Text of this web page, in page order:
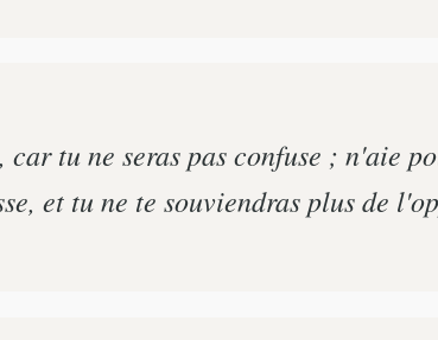
car tu ne seras pas confuse ; n'aie
et tu ne te souviendras plus de